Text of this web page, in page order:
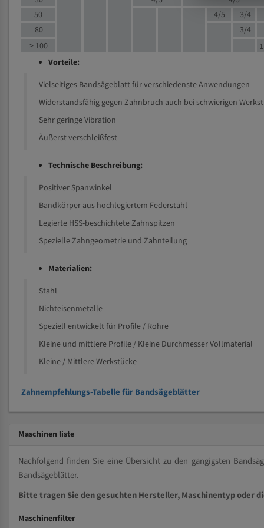
50
4/5 3/4
80
3/4
> 100
Vorteile:
Vielseitiges Bandsägeblatt für verschiedenste Anwendungen
Widerstandsfähig gegen Zahnbruch auch bei schwierigen
Sehr geringe Vibration
Äußerst verschleißfest
Technische Beschreibung:
Positiver Spanwinkel
Bandkörper aus hochlegiertem Federstahl
Legierte HSS-beschichtete Zahnspitzen
Spezielle Zahngeometrie und Zahnteilung
Materialien:
Stahl
Nichteisenmetalle
Speziell entwickelt für Profile / Rohre
Kleine und mittlere Profile / Kleine Durchmesser Vollmaterial
Kleine / Mittlere Werkstücke
Zahnempfehlungs-Tabelle für Bandsägeblätter
Maschinen liste
Nachfolgend finden Sie eine Übersicht zu den gängigsten
Bandsägeblätter.
Bitte tragen Sie den gesuchten Hersteller, Maschinentyp oder
Maschinenfilter